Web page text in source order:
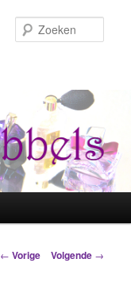
Berichtnavigatie
← Vorige Volgende →